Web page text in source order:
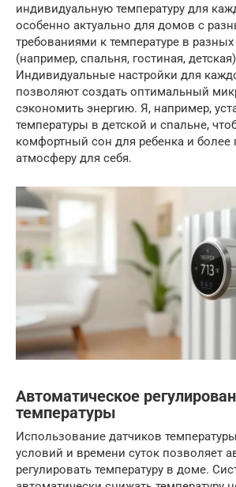
индивидуальную температуру для
особенно актуально для домов с
требованиями к температуре в
(например, спальня, гостиная,
Индивидуальные настройки для
позволяют создать оптимальный
сэкономить энергию. Я, например,
температуры в детской и спальне,
комфортный сон для ребенка и более
атмосферу для себя.
Автоматическое
температуры
Использование датчиков
условий и времени суток позволяет
регулировать температуру в доме.